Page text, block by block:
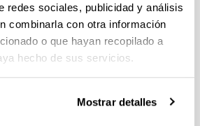
redes sociales, publicidad y análisis
combinarla con otra información
o que hayan recopilado a
hecho de sus servicios.
Mostrar detalles
en el artículo 11.7 del Real
la evaluación anual positiva por la
del Programa de Doctorado,
Investigación
emitir el Tutor y el Director